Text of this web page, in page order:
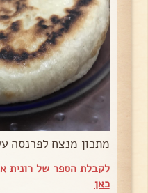
מתכון מנצח לפרנסה
לקבלת הספר של רונית
כאן